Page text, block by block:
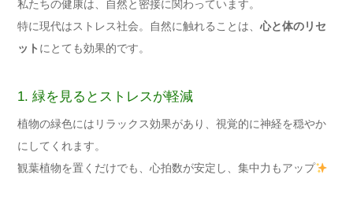
私たちの健康は、自然と密接に関わっています。
特に現代はストレス社会。自然に触れることは、 心と体のリセ
ット にとても効果的です。
1. 緑を見るとストレスが軽減
植物の緑色にはリラックス効果があり、視覚的に神経を穏やか
にしてくれます。
観葉植物を置くだけでも、心拍数が安定し、集中力もアップ